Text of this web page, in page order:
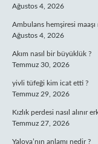
Ağustos 4, 2026
Ambulans hemşiresi maaşı
Ağustos 4, 2026
Akım nasıl bir büyüklük ?
Temmuz 30, 2026
yivli tüfeği kim icat etti ?
Temmuz 29, 2026
Kızlık perdesi nasıl alınır
Temmuz 27, 2026
Yalova’nın anlamı nedir ?